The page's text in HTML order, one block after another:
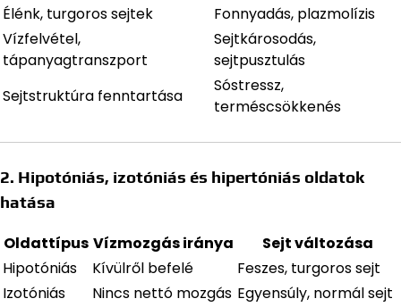
Élénk, turgoros sejtek
Fonnyadás, plazmolízis
Vízfelvétel,
tápanyagtranszport
Sejtkárosodás,
sejtpusztulás
Sejtstruktúra fenntartása
Sóstressz,
terméscsökkenés
2. Hipotóniás, izotóniás és hipertóniás oldatok
hatása
Oldattípus Vízmozgás iránya
Sejt változása
Hipotóniás
Kívülről befelé
Feszes, turgoros sejt
Izotóniás
Nincs nettó mozgás Egyensúly, normál sejt